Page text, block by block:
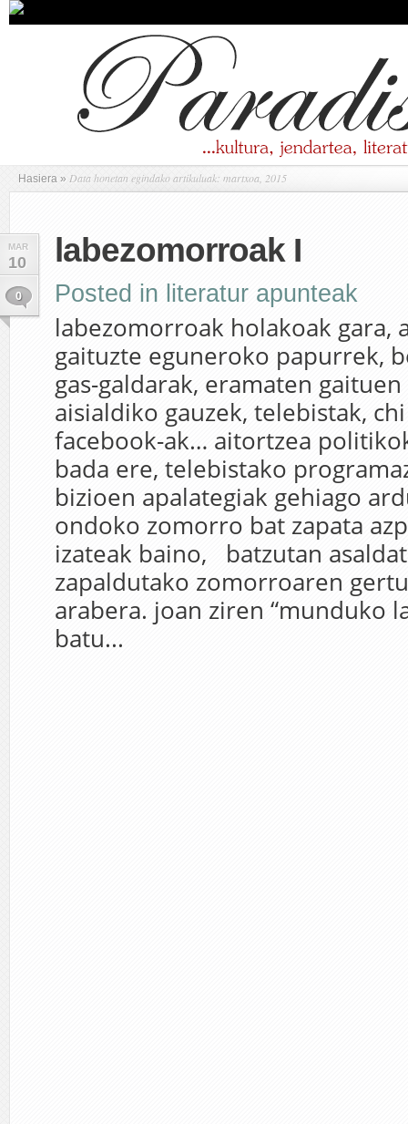
Hasiera » Data honetan egindako artikuluak: martxoa, 2015
MAR
10
0
labezomorroak I
Posted in literatur apunteak
labezomorroak holakoak gara,
gaituzte eguneroko papurrek,
gas-galdarak, eramaten
aisialdiko gauzek, telebistak,
facebook-ak… aitortzea
bada ere, telebistako
bizioen apalategiak gehiago
ondoko zomorro bat zapata
izateak baino, batzutan
zapaldutako zomorroaren
arabera. joan ziren “munduko
batu...